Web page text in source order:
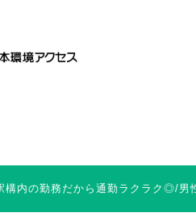
内の勤務だから通勤ラクラク◎/男